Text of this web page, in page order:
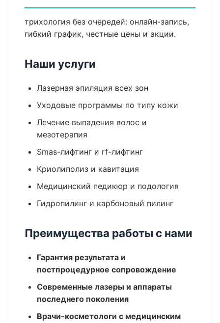
трихология без очередей: онлайн-запись,
гибкий график, честные цены и акции.
Наши услуги
Лазерная эпиляция всех зон
Уходовые программы по типу кожи
Лечение выпадения волос и
мезотерапия
Smas-лифтинг и rf-лифтинг
Криолиполиз и кавитация
Медицинский педикюр и подология
Гидропилинг и карбоновый пилинг
Преимущества работы с нами
Гарантия результата и
постпроцедурное сопровождение
Современные лазеры и аппараты
последнего поколения
Врачи-косметологи с медицинским